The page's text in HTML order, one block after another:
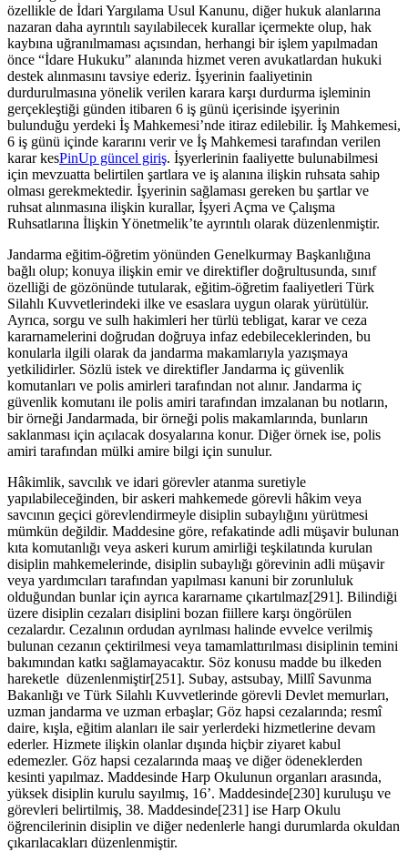
özellikle de İdari Yargılama Usul Kanunu, diğer hukuk alanlarına
nazaran daha ayrıntılı sayılabilecek kurallar içermekte olup, hak
kaybına uğranılmaması açısından, herhangi bir işlem yapılmadan
önce “İdare Hukuku” alanında hizmet veren avukatlardan hukuki
destek alınmasını tavsiye ederiz. İşyerinin faaliyetinin
durdurulmasına yönelik verilen karara karşı durdurma işleminin
gerçekleştiği günden itibaren 6 iş günü içerisinde işyerinin
bulunduğu yerdeki İş Mahkemesi’nde itiraz edilebilir. İş Mahkemesi,
6 iş günü içinde kararını verir ve İş Mahkemesi tarafından verilen
karar kesPinUp güncel giriş. İşyerlerinin faaliyette bulunabilmesi
için mevzuatta belirtilen şartlara ve iş alanına ilişkin ruhsata sahip
olması gerekmektedir. İşyerinin sağlaması gereken bu şartlar ve
ruhsat alınmasına ilişkin kurallar, İşyeri Açma ve Çalışma
Ruhsatlarına İlişkin Yönetmelik’te ayrıntılı olarak düzenlenmiştir.
Jandarma eğitim-öğretim yönünden Genelkurmay Başkanlığına
bağlı olup; konuya ilişkin emir ve direktifler doğrultusunda, sınıf
özelliği de gözönünde tutularak, eğitim-öğretim faaliyetleri Türk
Silahlı Kuvvetlerindeki ilke ve esaslara uygun olarak yürütülür.
Ayrıca, sorgu ve sulh hakimleri her türlü tebligat, karar ve ceza
kararnamelerini doğrudan doğruya infaz edebileceklerinden, bu
konularla ilgili olarak da jandarma makamlarıyla yazışmaya
yetkilidirler. Sözlü istek ve direktifler Jandarma iç güvenlik
komutanları ve polis amirleri tarafından not alınır. Jandarma iç
güvenlik komutanı ile polis amiri tarafından imzalanan bu notların,
bir örneği Jandarmada, bir örneği polis makamlarında, bunların
saklanması için açılacak dosyalarına konur. Diğer örnek ise, polis
amiri tarafından mülki amire bilgi için sunulur.
Hâkimlik, savcılık ve idari görevler atanma suretiyle
yapılabileceğinden, bir askeri mahkemede görevli hâkim veya
savcının geçici görevlendirmeyle disiplin subaylığını yürütmesi
mümkün değildir. Maddesine göre, refakatinde adli müşavir bulunan
kıta komutanlığı veya askeri kurum amirliği teşkilatında kurulan
disiplin mahkemelerinde, disiplin subaylığı görevinin adli müşavir
veya yardımcıları tarafından yapılması kanuni bir zorunluluk
olduğundan bunlar için ayrıca kararname çıkartılmaz[291]. Bilindiği
üzere disiplin cezaları disiplini bozan fiillere karşı öngörülen
cezalardır. Cezalının ordudan ayrılması halinde evvelce verilmiş
bulunan cezanın çektirilmesi veya tamamlattırılması disiplinin temini
bakımından katkı sağlamayacaktır. Söz konusu madde bu ilkeden
hareketle düzenlenmiştir[251]. Subay, astsubay, Millî Savunma
Bakanlığı ve Türk Silahlı Kuvvetlerinde görevli Devlet memurları,
uzman jandarma ve uzman erbaşlar; Göz hapsi cezalarında; resmî
daire, kışla, eğitim alanları ile sair yerlerdeki hizmetlerine devam
ederler. Hizmete ilişkin olanlar dışında hiçbir ziyaret kabul
edemezler. Göz hapsi cezalarında maaş ve diğer ödeneklerden
kesinti yapılmaz. Maddesinde Harp Okulunun organları arasında,
yüksek disiplin kurulu sayılmış, 16’. Maddesinde[230] kuruluşu ve
görevleri belirtilmiş, 38. Maddesinde[231] ise Harp Okulu
öğrencilerinin disiplin ve diğer nedenlerle hangi durumlarda okuldan
çıkarılacakları düzenlenmiştir.